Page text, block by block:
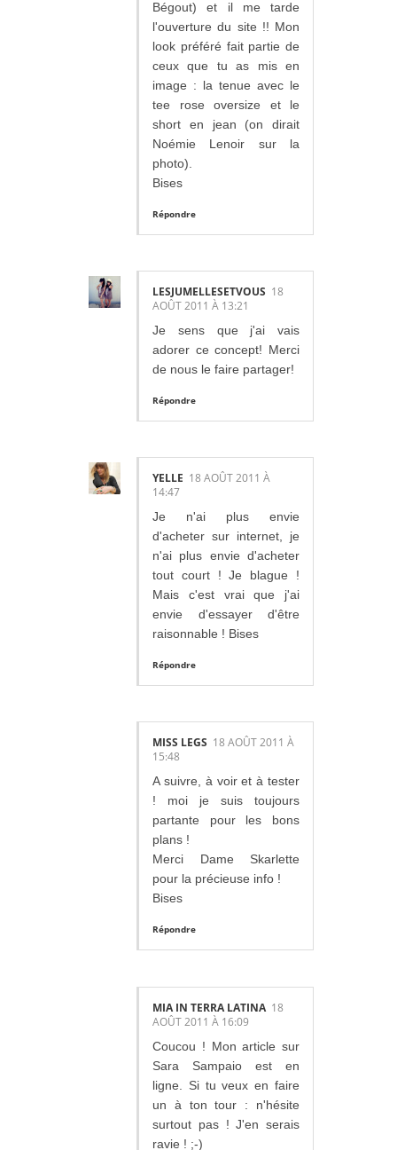
Bégout) et il me tarde
l'ouverture du site !! Mon
look préféré fait partie de
ceux que tu as mis en
image : la tenue avec le
tee rose oversize et le
short en jean (on dirait
Noémie Lenoir sur la
photo).
Bises
Répondre
LESJUMELLESETVOUS 18
AOÛT 2011 À 13:21
Je sens que j'ai vais
adorer ce concept! Merci
de nous le faire partager!
Répondre
YELLE 18 AOÛT 2011 À
14:47
Je n'ai plus envie
d'acheter sur internet, je
n'ai plus envie d'acheter
tout court ! Je blague !
Mais c'est vrai que j'ai
envie d'essayer d'être
raisonnable ! Bises
Répondre
MISS LEGS 18 AOÛT 2011 À
15:48
A suivre, à voir et à tester
! moi je suis toujours
partante pour les bons
plans !
Merci Dame Skarlette
pour la précieuse info !
Bises
Répondre
MIA IN TERRA LATINA 18
AOÛT 2011 À 16:09
Coucou ! Mon article sur
Sara Sampaio est en
ligne. Si tu veux en faire
un à ton tour : n'hésite
surtout pas ! J'en serais
ravie ! ;-)